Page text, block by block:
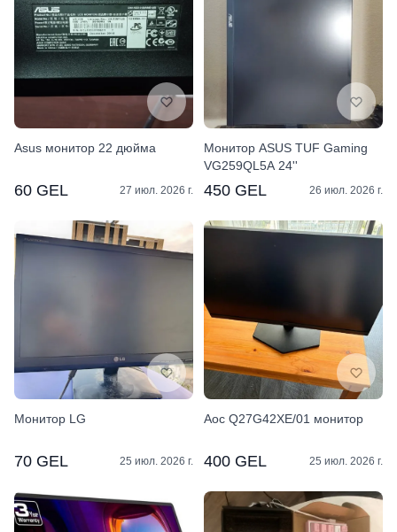
Asus монитор 22 дюйма
60 GEL 27 июл. 2026 г.
Монитор ASUS TUF Gaming
VG259QL5A 24''
450 GEL 26 июл. 2026 г.
Монитор LG
70 GEL 25 июл. 2026 г.
Aoc Q27G42XE/01 монитор
400 GEL 25 июл. 2026 г.